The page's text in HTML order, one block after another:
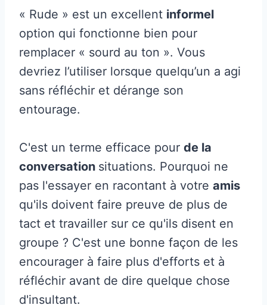
« Rude » est un excellent informel
option qui fonctionne bien pour
remplacer « sourd au ton ». Vous
devriez l’utiliser lorsque quelqu’un a agi
sans réfléchir et dérange son
entourage.
C'est un terme efficace pour de la
conversation situations. Pourquoi ne
pas l'essayer en racontant à votre amis
qu'ils doivent faire preuve de plus de
tact et travailler sur ce qu'ils disent en
groupe ? C'est une bonne façon de les
encourager à faire plus d'efforts et à
réfléchir avant de dire quelque chose
d'insultant.